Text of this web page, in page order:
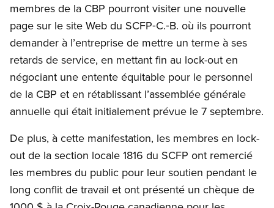
membres de la CBP pourront visiter une nouvelle
page sur le site Web du SCFP‑C.‑B. où ils pourront
demander à l’entreprise de mettre un terme à ses
retards de service, en mettant fin au lock-out en
négociant une entente équitable pour le personnel
de la CBP et en rétablissant l’assemblée générale
annuelle qui était initialement prévue le 7 septembre.
De plus, à cette manifestation, les membres en lock-
out de la section locale 1816 du SCFP ont remercié
les membres du public pour leur soutien pendant le
long conflit de travail et ont présenté un chèque de